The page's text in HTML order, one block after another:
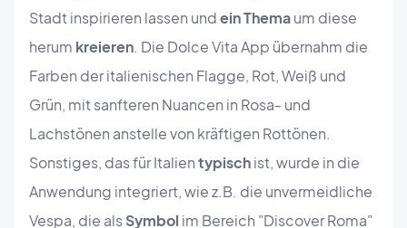
Stadt inspirieren lassen undein Themaum diese
herum kreieren. Die Dolce Vita App übernahm die
Farben der italienischen Flagge, Rot, Weiß und
Grün, mit sanfteren Nuancen in Rosa- und
Lachstönen anstelle von kräftigen Rottönen.
Sonstiges, das für Italientypischist, wurde in die
Anwendung integriert, wie z.B. die unvermeidliche
Vespa, die alsSymbol im Bereich "Discover Roma"